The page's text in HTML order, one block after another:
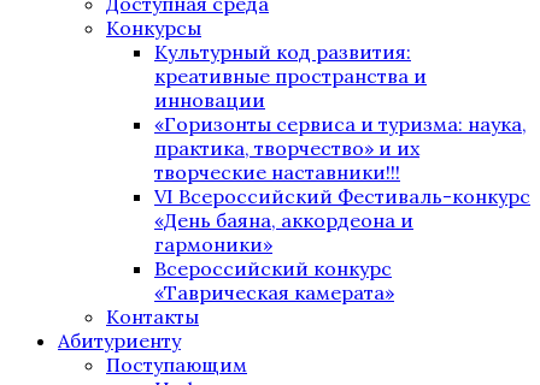
Конкурсы
Культурный код развития:
креативные пространства и
инновации
«Горизонты сервиса и туризма: наука,
практика, творчество» и их
творческие наставники!!!
VI Всероссийский Фестиваль-конкурс
«День баяна, аккордеона и
гармоники»
Всероссийский конкурс
«Таврическая камерата»
Контакты
Абитуриенту
Поступающим